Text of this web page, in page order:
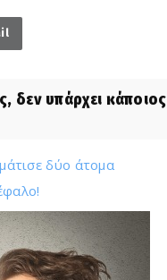
δεν υπάρχει κάποιος
δύο άτομα